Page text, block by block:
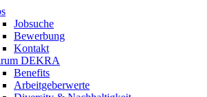
Jobsuche
Bewerbung
Kontakt
DEKRA
Benefits
Arbeitgeberwerte